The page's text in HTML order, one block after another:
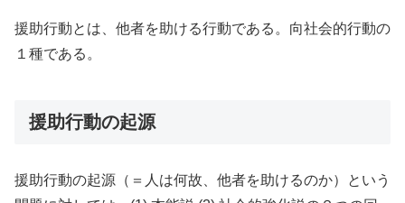
援助行動とは、他者を助ける行動である。向社会的行動の
１種である。
援助行動の起源
援助行動の起源（＝人は何故、他者を助けるのか）という